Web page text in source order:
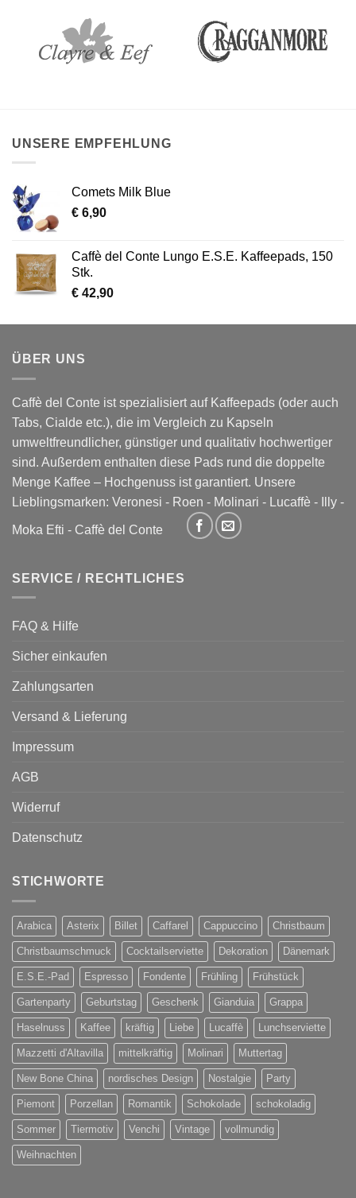
UNSERE EMPFEHLUNG
Comets Milk Blue
€ 6,90
Caffè del Conte Lungo E.S.E. Kaffeepads, 150
Stk.
€ 42,90
ÜBER UNS
Caffè del Conte ist spezialisiert auf Kaffeepads (oder auch
Tabs, Cialde etc.), die im Vergleich zu Kapseln
umweltfreundlicher, günstiger und qualitativ hochwertiger
sind. Außerdem enthalten diese Pads rund die doppelte
Menge Kaffee – Hochgenuss ist garantiert. Unsere
Lieblingsmarken: Veronesi - Roen - Molinari - Lucaffè - Illy -
Moka Efti - Caffè del Conte
SERVICE / RECHTLICHES
FAQ & Hilfe
Sicher einkaufen
Zahlungsarten
Versand & Lieferung
Impressum
AGB
Widerruf
Datenschutz
STICHWORTE
Arabica Asterix Billet Caffarel Cappuccino Christbaum
Christbaumschmuck Cocktailserviette Dekoration Dänemark
E.S.E.-Pad Espresso Fondente Frühling Frühstück
Gartenparty Geburtstag Geschenk Gianduia Grappa
Haselnuss Kaffee kräftig Liebe Lucaffè Lunchserviette
Mazzetti d'Altavilla mittelkräftig Molinari Muttertag
New Bone China nordisches Design Nostalgie Party
Piemont Porzellan Romantik Schokolade schokoladig
Sommer Tiermotiv Venchi Vintage vollmundig
Weihnachten